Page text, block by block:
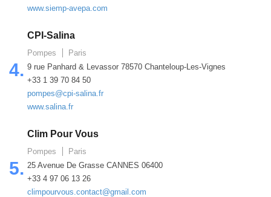
www.siemp-avepa.com
4.
CPI-Salina
Pompes
Paris
9 rue Panhard & Levassor 78570 Chanteloup-Les-Vignes
+33 1 39 70 84 50
pompes@cpi-salina.fr
www.salina.fr
5.
Clim Pour Vous
Pompes
Paris
25 Avenue De Grasse CANNES 06400
+33 4 97 06 13 26
climpourvous.contact@gmail.com